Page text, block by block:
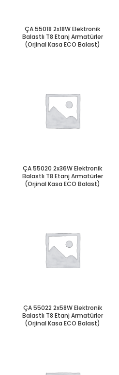
ÇA 55018 2x18W Elektronik
Balastlı T8 Etanj Armatürler
(Orjinal Kasa ECO Balast)
ÇA 55020 2x36W Elektronik
Balastlı T8 Etanj Armatürler
(Orjinal Kasa ECO Balast)
ÇA 55022 2x58W Elektronik
Balastlı T8 Etanj Armatürler
(Orjinal Kasa ECO Balast)